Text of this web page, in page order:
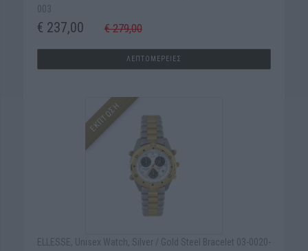
003
€ 237,00 € 279,00
ΛΕΠΤΟΜΕΡΕΙΕΣ
ΕΚΠΤΩΣΗ
ELLESSE, Unisex Watch, Silver / Gold Steel Bracelet 03-0020-